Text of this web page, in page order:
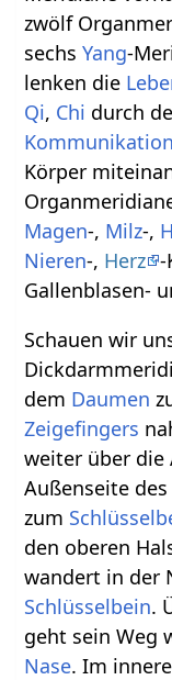
zwölf
sechsYang-
lenken die
Qi, Chi durch
Körper
Magen-, Milz-,
Nieren-, Herz -
Gallenblasen-
Schauen wir
dem Daumen
Zeigefingers
weiter über
Außenseite des
zum
den oberen
wandert in der
Schlüsselbein.
geht sein Weg
Nase. Im